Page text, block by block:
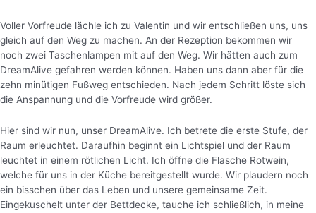
Voller Vorfreude lächle ich zu Valentin und wir entschließen uns, uns
gleich auf den Weg zu machen. An der Rezeption bekommen wir
noch zwei Taschenlampen mit auf den Weg. Wir hätten auch zum
DreamAlive gefahren werden können. Haben uns dann aber für die
zehn minütigen Fußweg entschieden. Nach jedem Schritt löste sich
die Anspannung und die Vorfreude wird größer.
Hier sind wir nun, unser DreamAlive. Ich betrete die erste Stufe, der
Raum erleuchtet. Daraufhin beginnt ein Lichtspiel und der Raum
leuchtet in einem rötlichen Licht. Ich öffne die Flasche Rotwein,
welche für uns in der Küche bereitgestellt wurde. Wir plaudern noch
ein bisschen über das Leben und unsere gemeinsame Zeit.
Eingekuschelt unter der Bettdecke, tauche ich schließlich, in meine